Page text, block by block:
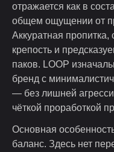
отражается как в
общем ощущении от
Аккуратная пропитка,
крепость и
паков. LOOP
бренд с
— без лишней
чёткой проработкой
Основная
баланс. Здесь нет